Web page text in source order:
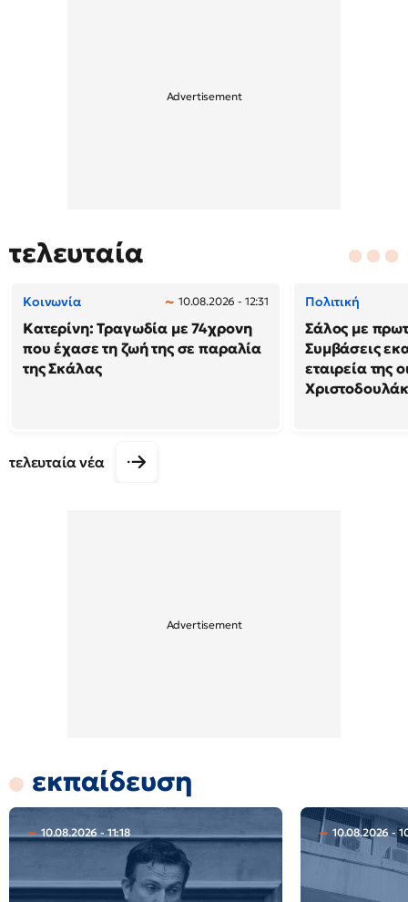
τελευταία
Κοινωνία 10.08.2026 - 12:31
Κατερίνη: Τραγωδία με 74χρονη
που έχασε τη ζωή της σε παραλία
της Σκάλας
Πολιτική
Σάλος με
Συμβάσεις
εταιρεία της
τελευταία νέα
εκπαίδευση
10.08.2026 - 11:18 10.08.2026 -